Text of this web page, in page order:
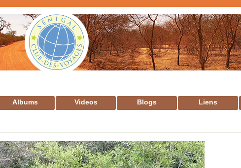
Albums Videos Blogs Liens